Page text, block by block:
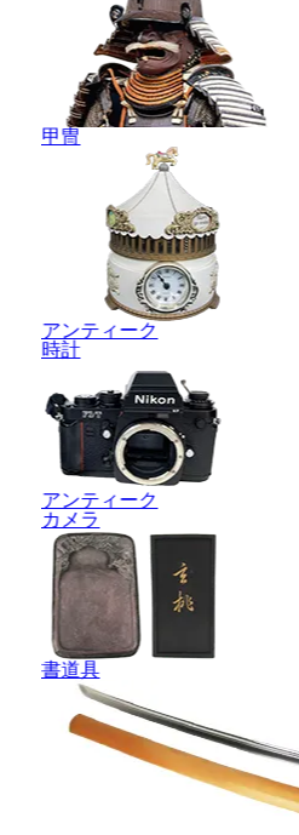
甲冑
アンティーク
時計
アンティーク
カメラ
書道具